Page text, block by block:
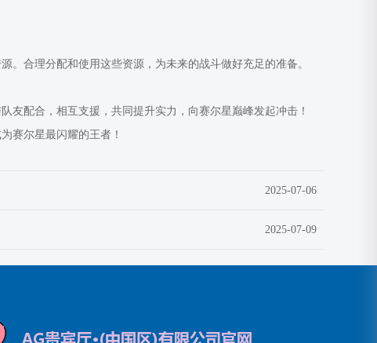
合理分配和使用这些资源，为未来的战斗做好充足的准备。
友配合，相互支援，共同提升实力，向赛尔星巅峰发起冲击！
赛尔星最闪耀的王者！
2025-07-06
2025-07-09